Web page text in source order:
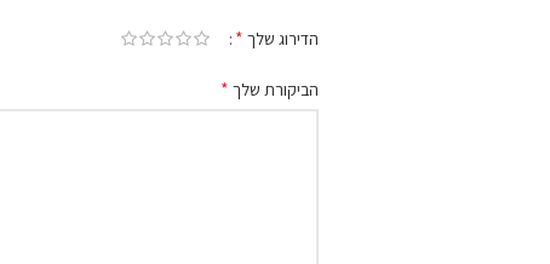
הדירוג שלך *
הביקורת שלך *